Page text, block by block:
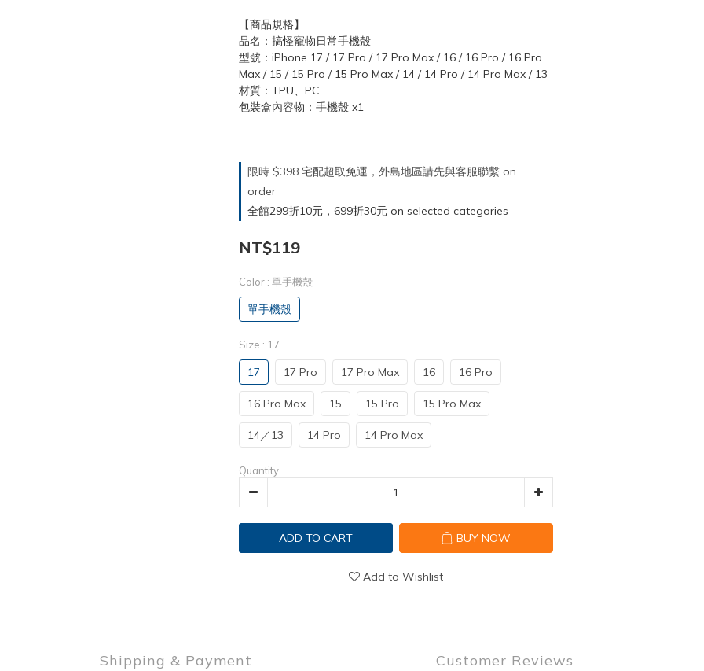
【商品規格】
品名：搞怪寵物日常手機殼
型號：iPhone 17 / 17 Pro / 17 Pro Max / 16 / 16 Pro / 16 Pro
Max / 15 / 15 Pro / 15 Pro Max / 14 / 14 Pro / 14 Pro Max / 13
材質：TPU、PC
包裝盒內容物：手機殼 x1
限時 $398 宅配超取免運，外島地區請先與客服聯繫 on
order
全館299折10元，699折30元 on selected categories
NT$119
Color : 單手機殼
單手機殼
Size : 17
17 17 Pro 17 Pro Max 16 16 Pro
16 Pro Max 15 15 Pro 15 Pro Max
14／13 14 Pro 14 Pro Max
Quantity
ADD TO CART BUY NOW
Add to Wishlist
Shipping & Payment Customer Reviews